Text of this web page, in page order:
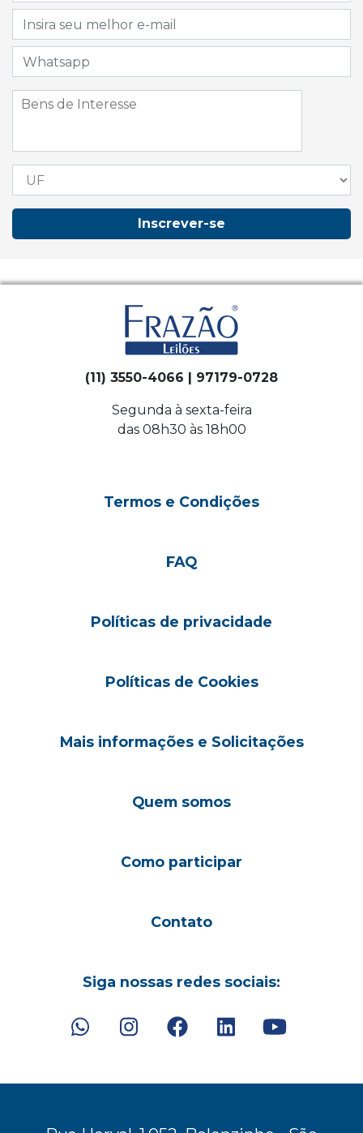
Inscrever-se
(11) 3550-4066 | 97179-0728
Segunda à sexta-feira
das 08h30 às 18h00
Termos e Condições
FAQ
Políticas de privacidade
Políticas de Cookies
Mais informações e Solicitações
Quem somos
Como participar
Contato
Siga nossas redes sociais: